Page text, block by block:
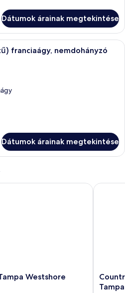
Dátumok árainak megtekintése
Egy szállodai szoba, amelyben
franciaágy, nemdohányzó
Dátumok árainak megtekintése
Westshore
Westshore Airport, FL
Country
Inn
Country